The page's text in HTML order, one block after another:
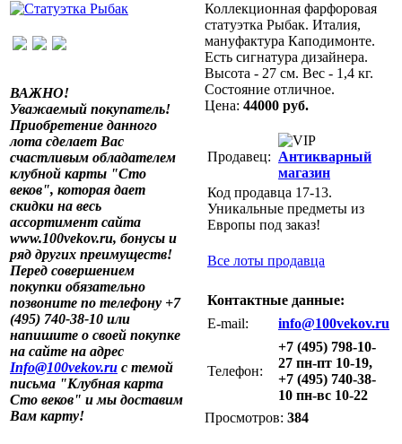
ВАЖНО!
Уважаемый покупатель!
Приобретение данного
лота сделает Вас
счастливым обладателем
клубной карты "Сто
веков", которая дает
скидки на весь
ассортимент сайта
www.100vekov.ru, бонусы и
ряд других преимуществ!
Перед совершением
покупки обязательно
позвоните по телефону +7
(495) 740-38-10 или
напишите о своей покупке
на сайте на адрес
Info@100vekov.ru с темой
письма "Клубная карта
Сто веков" и мы доставим
Вам карту!
Коллекционная фарфоровая
статуэтка Рыбак. Италия,
мануфактура Каподимонте.
Есть сигнатура дизайнера.
Высота - 27 см. Вес - 1,4 кг.
Состояние отличное.
Цена: 44000 руб.
Продавец: Антикварный
магазин
Код продавца 17-13.
Уникальные предметы из
Европы под заказ!
Все лоты продавца
Контактные данные:
E-mail:
info@100vekov.ru
Телефон:
+7 (495) 798-10-
27 пн-пт 10-19,
+7 (495) 740-38-
10 пн-вс 10-22
Просмотров: 384